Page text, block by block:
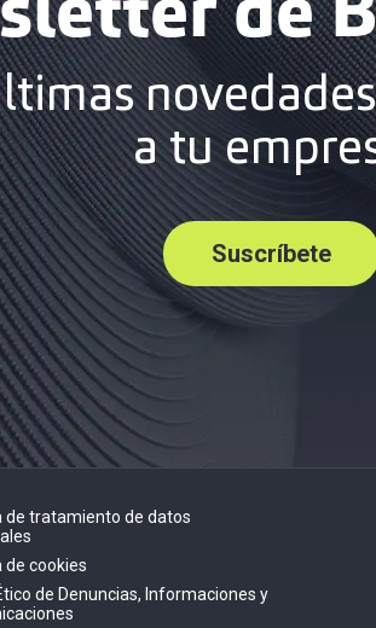
de
a tu
Suscríbete
de tratamiento de datos
de cookies
de Denuncias, Informaciones y